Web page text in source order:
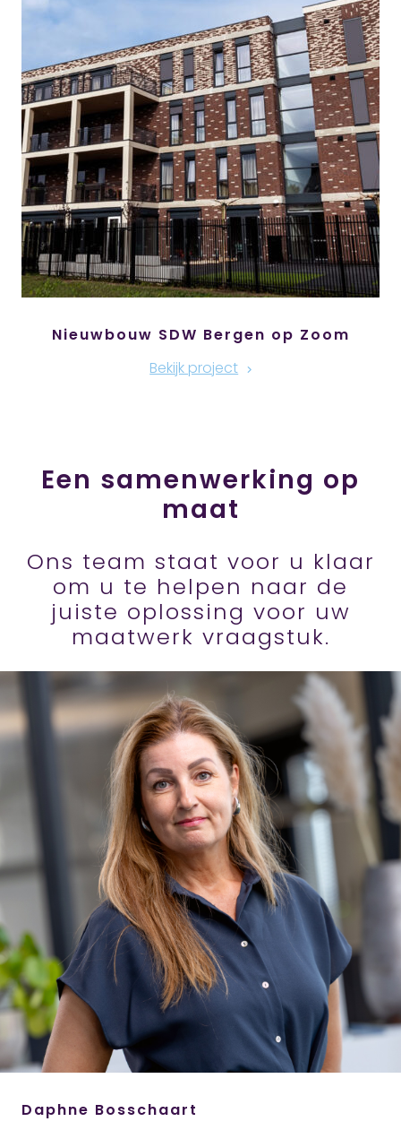
Nieuwbouw SDW Bergen op Zoom
Bekijk project
Een samenwerking op
maat
Ons team staat voor u klaar
om u te helpen naar de
juiste oplossing voor uw
maatwerk vraagstuk.
Daphne Bosschaart